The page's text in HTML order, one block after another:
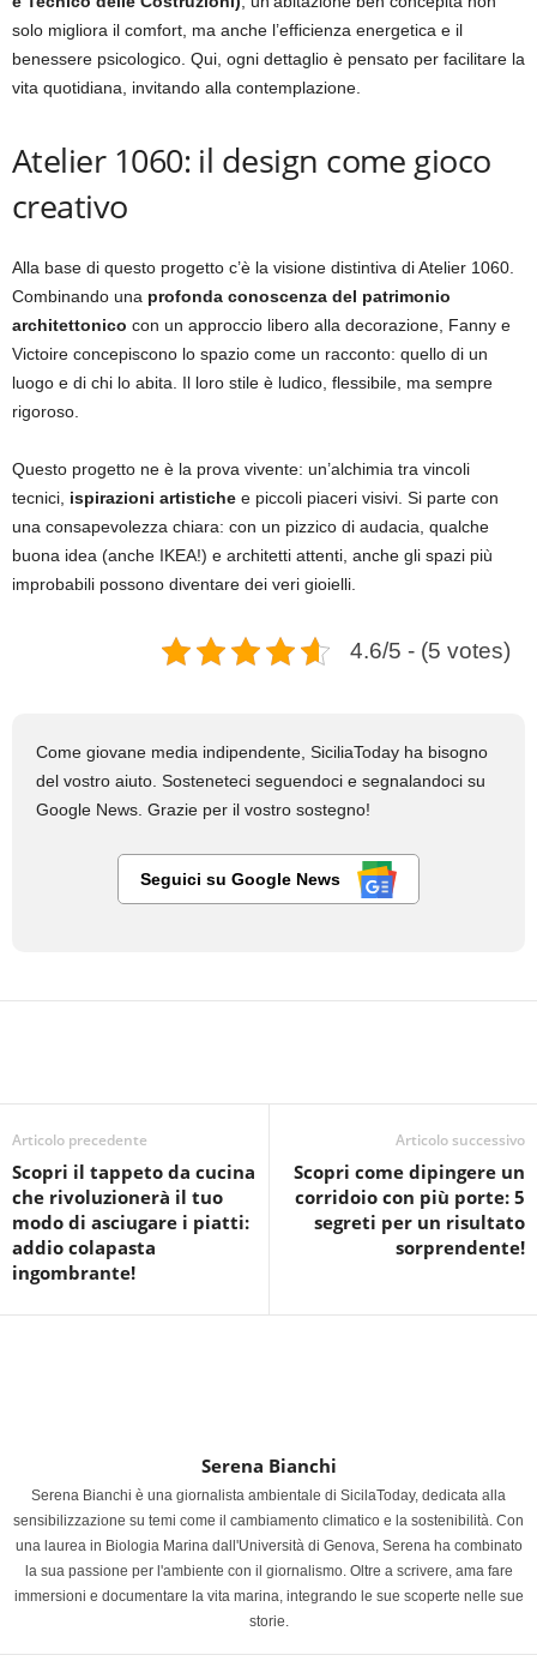
solo migliora il comfort, ma anche l’efficienza energetica e il
benessere psicologico. Qui, ogni dettaglio è pensato per facilitare la
vita quotidiana, invitando alla contemplazione.
Atelier 1060: il design come gioco
creativo
Alla base di questo progetto c’è la visione distintiva di Atelier 1060.
Combinando una profonda conoscenza del patrimonio
architettonico con un approccio libero alla decorazione, Fanny e
Victoire concepiscono lo spazio come un racconto: quello di un
luogo e di chi lo abita. Il loro stile è ludico, flessibile, ma sempre
rigoroso.
Questo progetto ne è la prova vivente: un’alchimia tra vincoli
tecnici, ispirazioni artistiche e piccoli piaceri visivi. Si parte con
una consapevolezza chiara: con un pizzico di audacia, qualche
buona idea (anche IKEA!) e architetti attenti, anche gli spazi più
improbabili possono diventare dei veri gioielli.
4.6/5 - (5 votes)
Come giovane media indipendente, SiciliaToday ha bisogno
del vostro aiuto. Sosteneteci seguendoci e segnalandoci su
Google News. Grazie per il vostro sostegno!
Seguici su Google News
Articolo precedente
Scopri il tappeto da cucina
che rivoluzionerà il tuo
modo di asciugare i piatti:
addio colapasta
ingombrante!
Articolo successivo
Scopri come dipingere un
corridoio con più porte: 5
segreti per un risultato
sorprendente!
Serena Bianchi
Serena Bianchi è una giornalista ambientale di SicilaToday, dedicata alla
sensibilizzazione su temi come il cambiamento climatico e la sostenibilità. Con
una laurea in Biologia Marina dall'Università di Genova, Serena ha combinato
la sua passione per l'ambiente con il giornalismo. Oltre a scrivere, ama fare
immersioni e documentare la vita marina, integrando le sue scoperte nelle sue
storie.